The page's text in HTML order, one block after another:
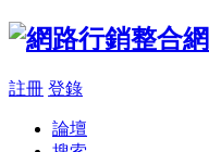
註冊 登錄
論壇